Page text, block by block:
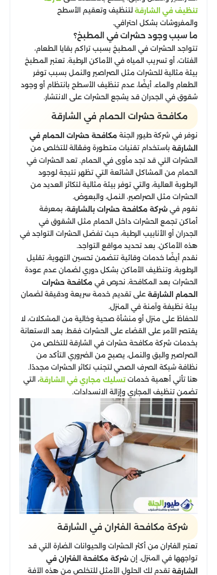
تنظيف في الشارقة لتنظيف وتعقيم الأسطح
والمفروشات بشكل احترافي.
ما سبب وجود حشرات في المطبخ؟
تتواجد الحشرات في المطبخ بسبب تراكم بقايا الطعام،
الفتات، أو تسريب المياه في الأماكن الرطبة. تعتبر المطبخ
بيئة مثالية للحشرات مثل الصراصير والنمل بسبب توفر
الطعام والماء. أيضًا، عدم تنظيف الأسطح بانتظام أو وجود
شقوق في الجدران قد يشجع الحشرات على الانتشار.
مكافحة حشرات الحمام في الشارقة
نوفر في شركة طيور الجنة مكافحة حشرات الحمام في
الشارقة باستخدام تقنيات متطورة وفعّالة للتخلص من
الحشرات التي قد تجد مأوى في الحمام. تعد الحشرات في
الحمام من المشاكل الشائعة التي تظهر نتيجة لوجود
الرطوبة العالية، والتي توفر بيئة مثالية لتكاثر العديد من
الحشرات مثل الصراصير، النمل، والبعوض.
نقوم في شركة مكافحة حشرات بالشارقة، بمعرفة
أماكن تجمع الحشرات داخل الحمام مثل الشقوق في
الجدران أو الأنابيب الرطبة، حيث تفضل الحشرات التواجد في
هذه الأماكن. بعد تحديد مواقع التواجد.
نقدم أيضًا خدمات وقائية تتضمن تحسين التهوية، تقليل
الرطوبة، وتنظيف الأماكن بشكل دوري لضمان عدم عودة
الحشرات بعد المكافحة. نحرص في مكافحة حشرات
الحمام الشارقة على تقديم خدمة سريعة ودقيقة لضمان
بيئة نظيفة وآمنة في المنزل.
للحفاظ على منزل أو منشأة صحية وخالية من المشكلات، لا
يقتصر الأمر على القضاء على الحشرات فقط. بعد الاستعانة
بخدمات شركة مكافحة حشرات في الشارقة للتخلص من
الصراصير والبق والنمل، يصبح من الضروري التأكد من
نظافة شبكة الصرف الصحي لتجنب تكاثر الحشرات مجددًا.
هنا تأتي أهمية خدماتتسليك مجاري في الشارقة، التي
تضمن تنظيف المجاري وإزالة الانسدادات.
شركة مكافحة الفئران​ في الشارقة
تعتبر الفئران من أكثر الحشرات والحيوانات الضارة التي قد
تواجهها في المنزل. إن شركة مكافحة الفئران في
الشارقة تقدم لك الحلول الأمثل للتخلص من هذه الآفة